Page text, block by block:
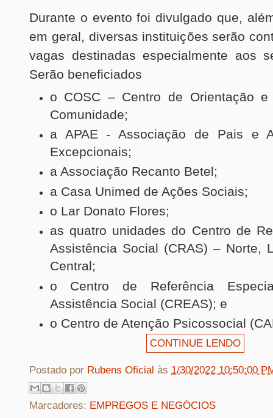
Durante o evento foi divulgado que,
em geral, diversas instituições serão
vagas destinadas especialmente aos
Serão beneficiados
o COSC – Centro de Orientação
Comunidade;
a APAE - Associação de Pais e
Excepcionais;
a Associação Recanto Betel;
a Casa Unimed de Ações Sociais;
o Lar Donato Flores;
as quatro unidades do Centro de
Assistência Social (CRAS) – Norte,
Central;
o Centro de Referência
Assistência Social (CREAS); e
o Centro de Atenção Psicossocial
CONTINUE LENDO
Postado por Rubens Oficial às 1/30/2022 10:50:00
Marcadores: EMPREGOS E NEGÓCIOS